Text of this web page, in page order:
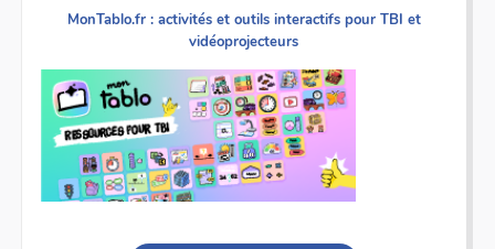
MonTablo.fr : activités et outils interactifs pour TBI et
vidéoprojecteurs